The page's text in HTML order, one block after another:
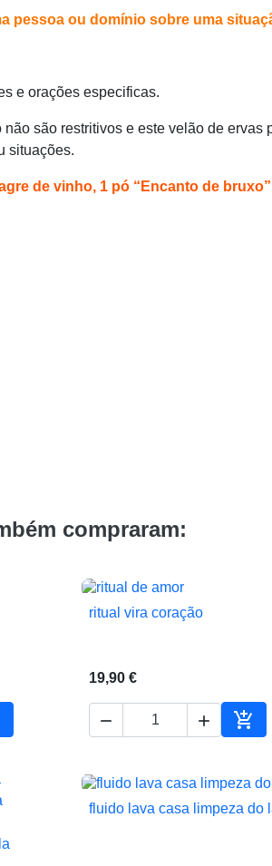
pessoa ou domínio sobre uma
e orações especificas.
são restritivos e este velão de ervas
situações.
de vinho, 1 pó “Encanto de
compraram:
ao carrinho
 Vista rápida
ritual vira coração
19,90 €
  
 Vista rápida
fluido lava casa limpeza do